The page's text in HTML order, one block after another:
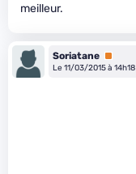
meilleur.
Soriatane Premium
Le 11/03/2015 à 14h18